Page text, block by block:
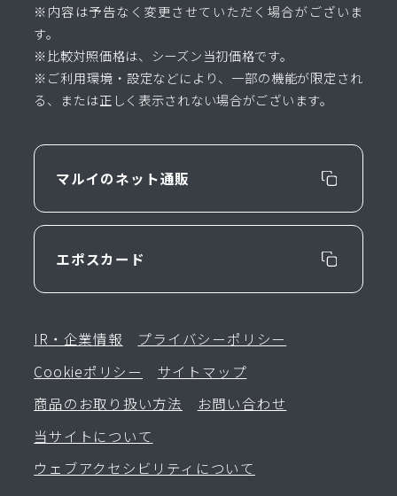
※内容は予告なく変更させていただく場合がございま
す。
※比較対照価格は、シーズン当初価格です。
※ご利用環境・設定などにより、一部の機能が限定され
る、または正しく表示されない場合がございます。
マルイのネット通販
エポスカード
IR・企業情報
プライバシーポリシー
Cookieポリシー
サイトマップ
商品のお取り扱い方法
お問い合わせ
当サイトについて
ウェブアクセシビリティについて